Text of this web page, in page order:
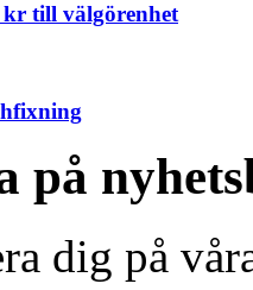
kr till välgörenhet
på
dig på